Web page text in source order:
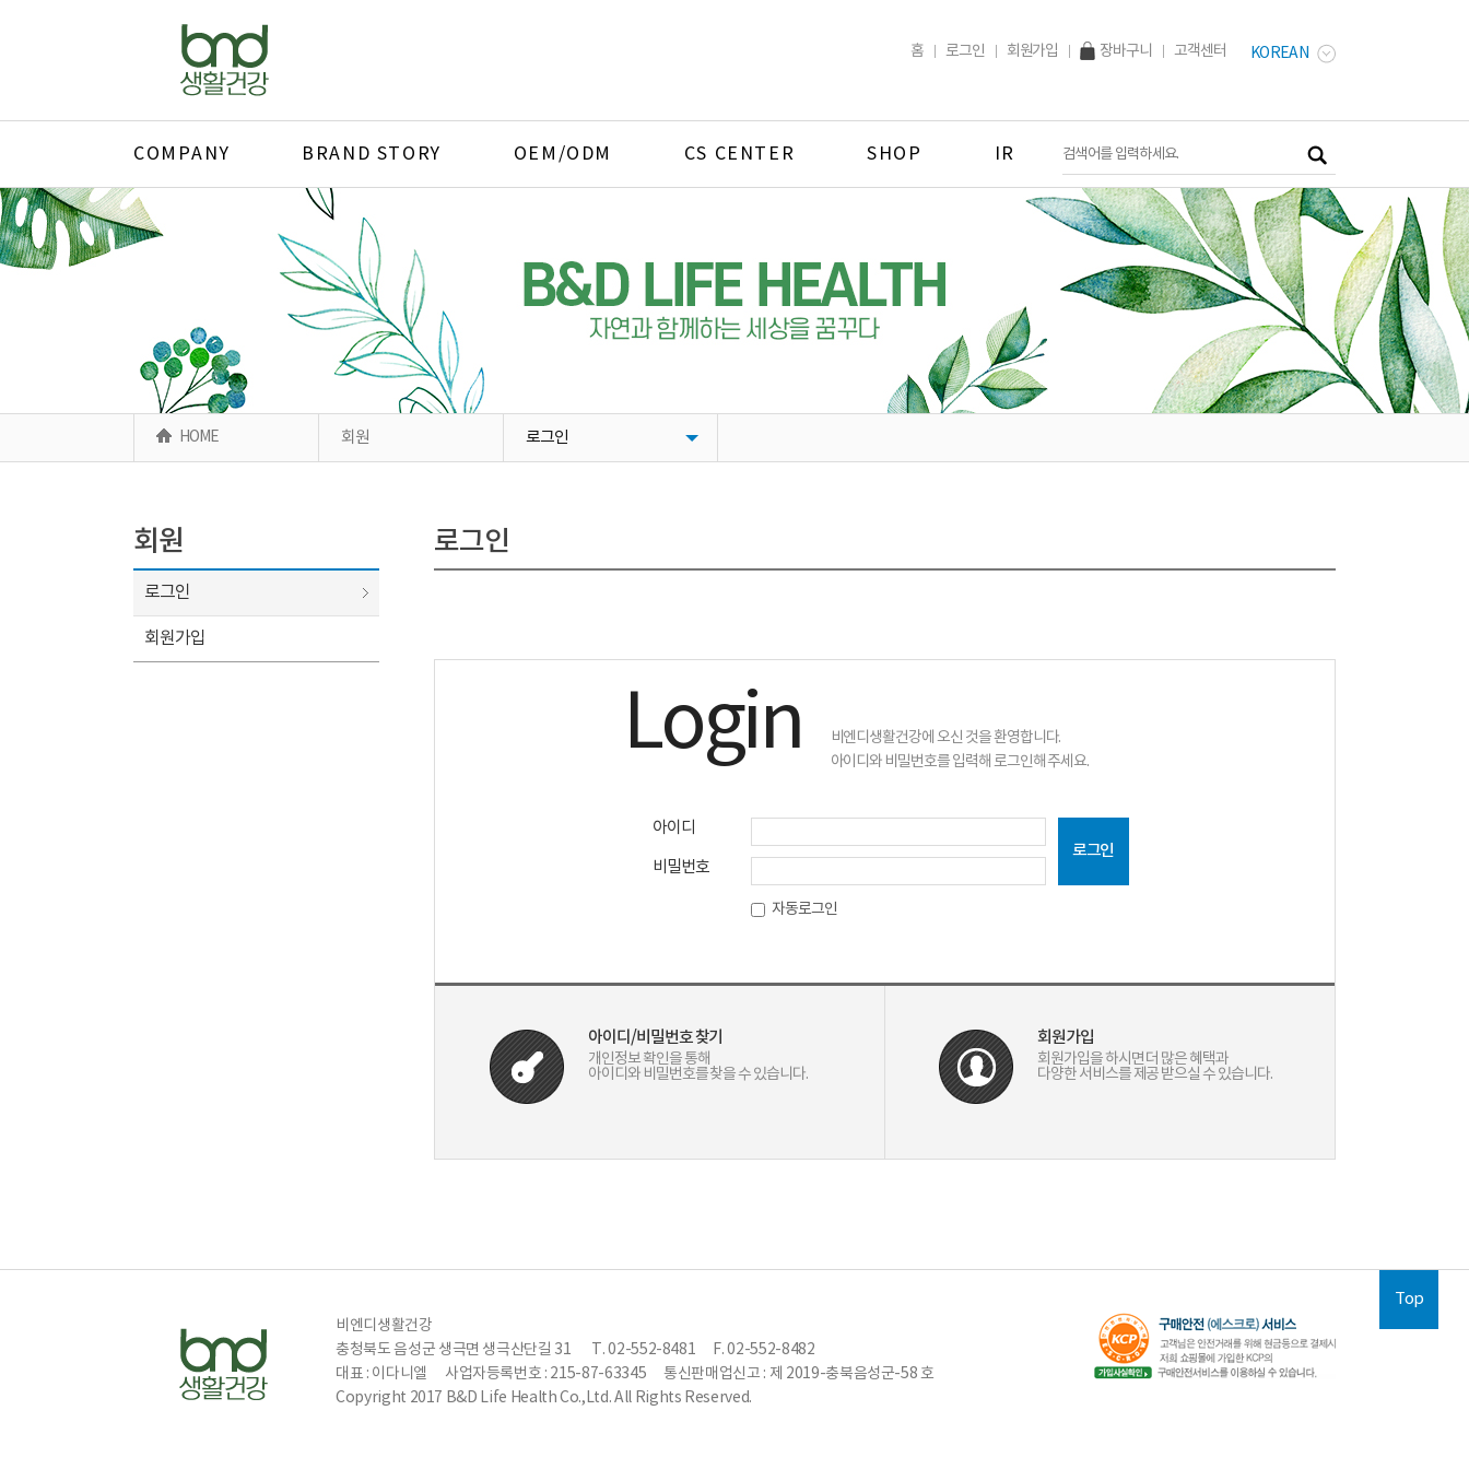
홈 로그인 회원가입 장바구니 고객센터 KOREAN
COMPANY BRAND STORY OEM/ODM CS CENTER SHOP IR
HOME 회원 로그인
회원
로그인
회원가입
로그인
Login
비엔디생활건강에 오신 것을 환영합니다.
아이디와 비밀번호를 입력해 로그인해 주세요.
아이디
비밀번호
자동로그인
아이디/비밀번호 찾기
개인정보 확인을 통해
아이디와 비밀번호를 찾을 수 있습니다.
회원가입
회원가입을 하시면 더 많은 혜택과
다양한 서비스를 제공 받으실 수 있습니다.
Top
비엔디생활건강
충청북도 음성군 생극면 생극산단길 31
T. 02-552-8481
F. 02-552-8482
대표 : 이다니엘
사업자등록번호 : 215-87-63345
통신판매업신고 : 제 2019-충북음성군-58 호
Copyright 2017 B&D Life Health Co.,Ltd. All Rights Reserved.